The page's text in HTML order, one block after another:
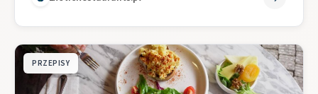
PRZEPISY